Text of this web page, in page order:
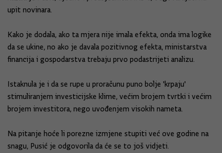
upit novinara.
Kako je dodala, ako ta mjera nije imala efekta, onda ima logike
da se ukine, no ako je davala pozitivnog efekta, ministarstva
financija i gospodarstva trebaju prvo podastrijeti analizu.
Istaknula je i da se rupe u proračunu puno bolje 'krpaju'
stimuliranjem investicijske klime, većim brojem tvrtki i većim
brojem investitora, nego uvođenjem visokih nameta.
Na pitanje hoće li porezne izmjene stupiti već ove godine na
snagu, Pusić je odgovorila da će se to još vidjeti.